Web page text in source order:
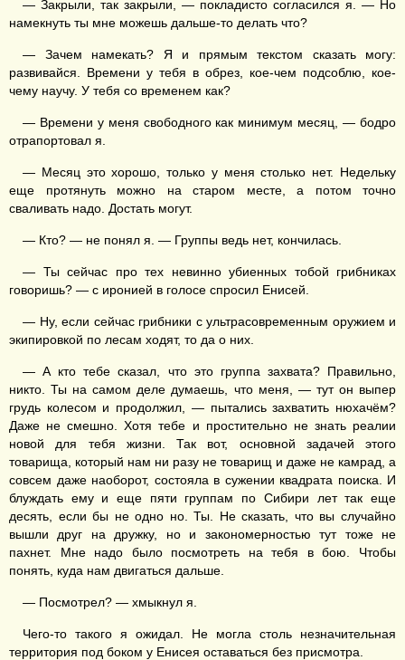
— Закрыли, так закрыли, — покладисто согласился я. — Но
намекнуть ты мне можешь дальше-то делать что?
— Зачем намекать? Я и прямым текстом сказать могу:
развивайся. Времени у тебя в обрез, кое-чем подсоблю, кое-
чему научу. У тебя со временем как?
— Времени у меня свободного как минимум месяц, — бодро
отрапортовал я.
— Месяц это хорошо, только у меня столько нет. Недельку
еще протянуть можно на старом месте, а потом точно
сваливать надо. Достать могут.
— Кто? — не понял я. — Группы ведь нет, кончилась.
— Ты сейчас про тех невинно убиенных тобой грибниках
говоришь? — с иронией в голосе спросил Енисей.
— Ну, если сейчас грибники с ультрасовременным оружием и
экипировкой по лесам ходят, то да о них.
— А кто тебе сказал, что это группа захвата? Правильно,
никто. Ты на самом деле думаешь, что меня, — тут он выпер
грудь колесом и продолжил, — пытались захватить нюхачём?
Даже не смешно. Хотя тебе и простительно не знать реалии
новой для тебя жизни. Так вот, основной задачей этого
товарища, который нам ни разу не товарищ и даже не камрад, а
совсем даже наоборот, состояла в сужении квадрата поиска. И
блуждать ему и еще пяти группам по Сибири лет так еще
десять, если бы не одно но. Ты. Не сказать, что вы случайно
вышли друг на дружку, но и закономерностью тут тоже не
пахнет. Мне надо было посмотреть на тебя в бою. Чтобы
понять, куда нам двигаться дальше.
— Посмотрел? — хмыкнул я.
Чего-то такого я ожидал. Не могла столь незначительная
территория под боком у Енисея оставаться без присмотра.